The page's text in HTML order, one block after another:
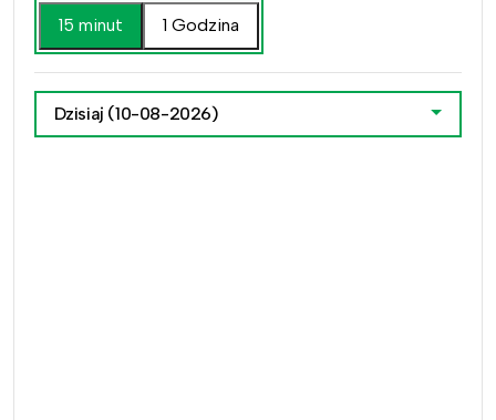
15 minut
1 Godzina
Dzisiaj (10-08-2026)